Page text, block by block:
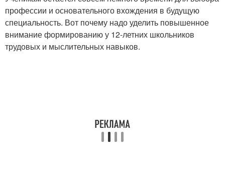
профессии и основательного вхождения в будущую
специальность. Вот почему надо уделить повышенное
внимание формированию у 12-летних школьников
трудовых и мыслительных навыков.